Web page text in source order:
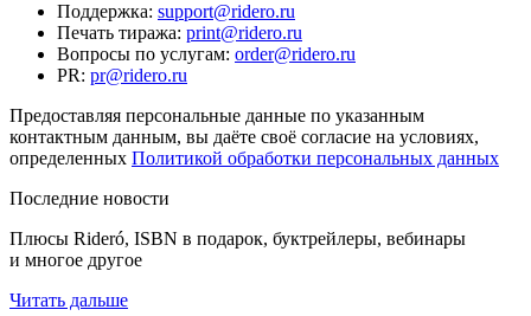
Поддержка: support@ridero.ru
Печать тиража: print@ridero.ru
Вопросы по услугам: order@ridero.ru
PR: pr@ridero.ru
Предоставляя персональные данные по указанным
контактным данным, вы даёте своё согласие на условиях,
определенных Политикой обработки персональных данных
Последние новости
Плюсы Rideró, ISBN в подарок, буктрейлеры, вебинары
и многое другое
Читать дальше